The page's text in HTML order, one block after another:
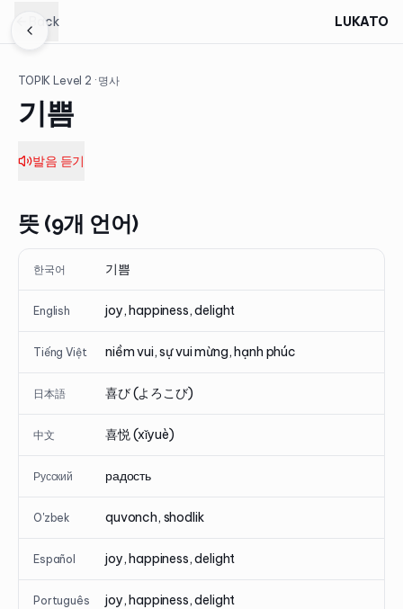
Back LUKATO
TOPIK Level 2 · 명사
기쁨
발음 듣기
뜻 (9개 언어)
한국어 기쁨
English joy, happiness, delight
Tiếng Việt niềm vui, sự vui mừng, hạnh phúc
日本語 喜び (よろこび)
中文 喜悦 (xǐyuè)
Русский радость
O'zbek quvonch, shodlik
Español joy, happiness, delight
Português joy, happiness, delight